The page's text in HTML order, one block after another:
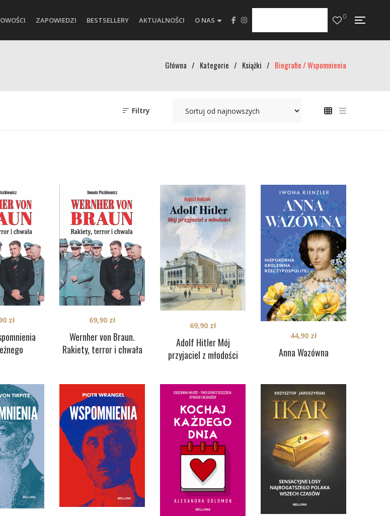
ZAPOWIEDZI BESTSELLERY AKTUALNOŚCI O NAS 0
Główna / Kategorie / Książki / Biografie / Wspomnienia
Filtry
zł
Wernher von Braun.
Rakiety, terror i chwała
69,90 zł
Adolf Hitler Mój
przyjaciel z młodości
69,90 zł
Anna Wazówna
44,90 zł